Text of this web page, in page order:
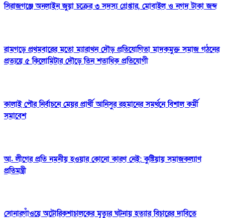
সিরাজগঞ্জে অনলাইন জুয়া চক্রের ৩ সদস্য গ্রেপ্তার, মোবাইল ও নগদ টাকা জব্দ
রামগড়ে প্রথমবারের মতো ম্যারাথন দৌড় প্রতিযোগিতা মাদকমুক্ত সমাজ গঠনের
প্রত্যয়ে ৫ কিলোমিটার দৌড়ে তিন শতাধিক প্রতিযোগী
কালাই পৌর নির্বাচনে মেয়র প্রার্থী আনিসুর রহমানের সমর্থনে বিশাল কর্মী
সমাবেশ
আ. লীগের প্রতি নমনীয় হওয়ার কোনো কারণ নেই: কুষ্টিয়ায় সমাজকল্যাণ
প্রতিমন্ত্রী
সোনারগাঁওয়ে অটোরিকশাচালকের মৃত্যুর ঘটনায় হত্যার বিচারের দাবিতে